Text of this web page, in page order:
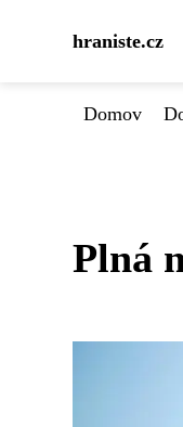
hraniste.cz
Domov
Plná